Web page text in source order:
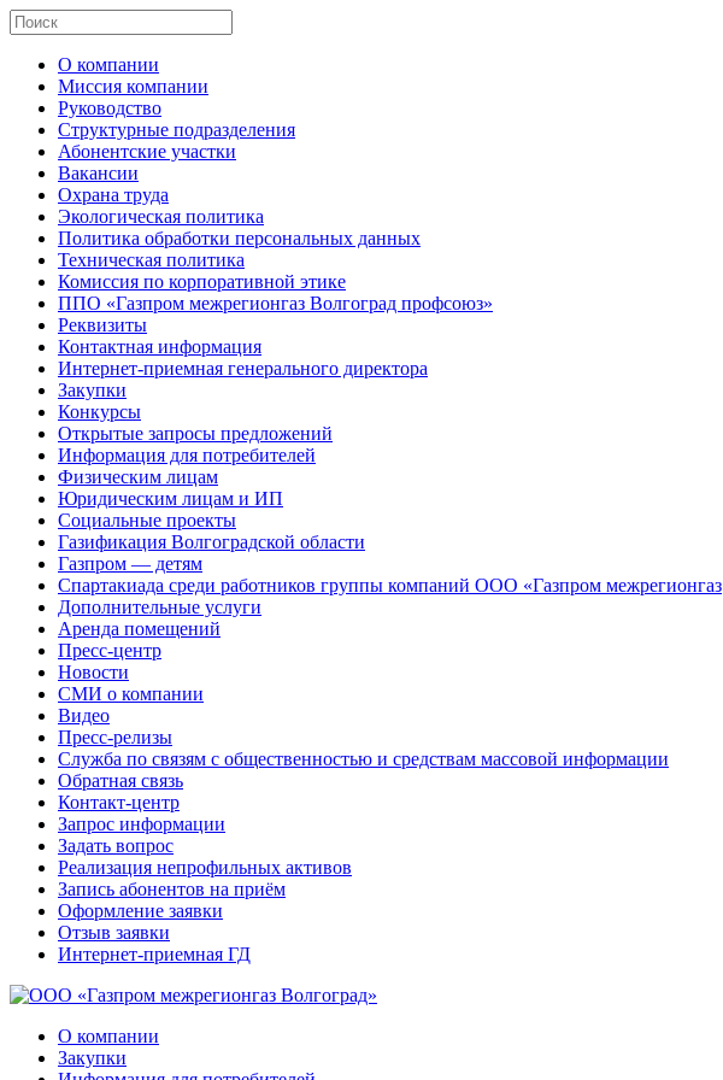
О компании
Миссия компании
Руководство
Структурные подразделения
Абонентские участки
Вакансии
Охрана труда
Экологическая политика
Политика обработки персональных данных
Техническая политика
Комиссия по корпоративной этике
ППО «Газпром межрегионгаз Волгоград профсоюз»
Реквизиты
Контактная информация
Интернет-приемная генерального директора
Закупки
Конкурсы
Открытые запросы предложений
Информация для потребителей
Физическим лицам
Юридическим лицам и ИП
Социальные проекты
Газификация Волгоградской области
Газпром — детям
Спартакиада среди работников группы компаний ООО «Газпром межрегионгаз
Дополнительные услуги
Аренда помещений
Пресс-центр
Новости
СМИ о компании
Видео
Пресс-релизы
Служба по связям с общественностью и средствам массовой информации
Обратная связь
Контакт-центр
Запрос информации
Задать вопрос
Реализация непрофильных активов
Запись абонентов на приём
Оформление заявки
Отзыв заявки
Интернет-приемная ГД
О компании
Закупки